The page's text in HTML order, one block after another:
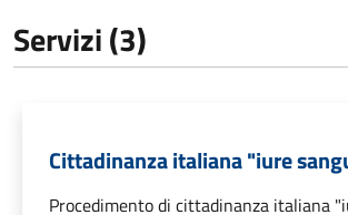
Servizi (3)
Cittadinanza italiana "iure
Procedimento di cittadinanza italiana